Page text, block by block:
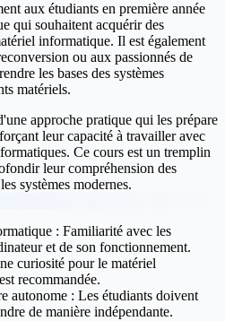
aux étudiants en première année
qui souhaitent acquérir des
informatique. Il est également
ou aux passionnés de
les bases des systèmes
matériels.
approche pratique qui les prépare
leur capacité à travailler avec
Ce cours est un tremplin
leur compréhension des
systèmes modernes.
: Familiarité avec les
et de son fonctionnement.
curiosité pour le matériel
recommandée.
autonome : Les étudiants doivent
de manière indépendante.